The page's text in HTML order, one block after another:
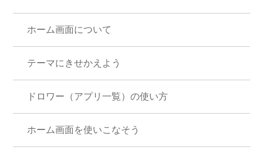
ホーム画面について
テーマにきせかえよう
ドロワー（アプリ一覧）の使い方
ホーム画面を使いこなそう